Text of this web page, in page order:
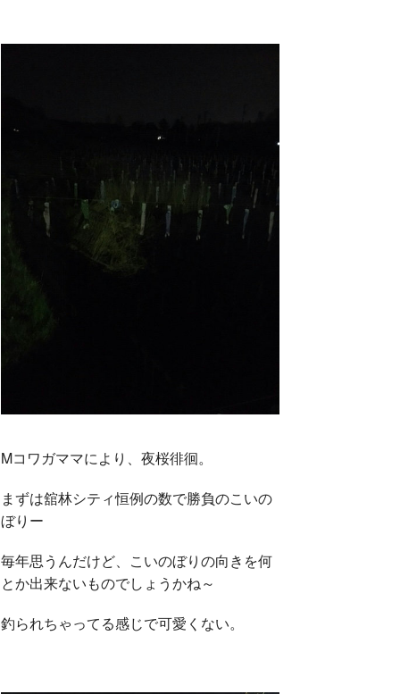
Mコワガママにより、夜桜徘徊。
まずは舘林シティ恒例の数で勝負のこいの
ぼりー
毎年思うんだけど、こいのぼりの向きを何
とか出来ないものでしょうかね～
釣られちゃってる感じで可愛くない。